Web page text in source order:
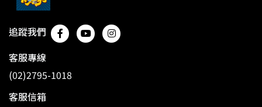
追蹤我們
客服專線
(02)2795-1018
客服信箱